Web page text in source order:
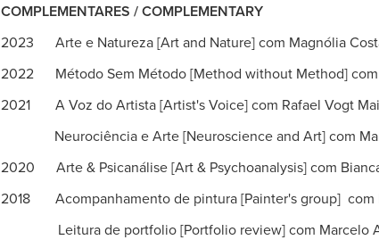
COMPLEMENTARES / COMPLEMENTARY
2023 Arte e Natureza [Art and Nature] com Magnólia
2022 Método Sem Método [Method without Method] com
2021 A Voz do Artista [Artist's Voice] com Rafael Vogt
Neurociência e Arte [Neuroscience and Art] com
2020 Arte & Psicanálise [Art & Psychoanalysis] com
2018 Acompanhamento de pintura [Painter's group] com
Leitura de portfolio [Portfolio review] com Marcelo